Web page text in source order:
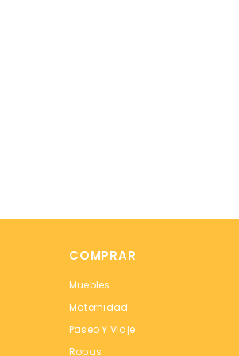
COMPRAR
Muebles
Maternidad
Paseo Y Viaje
Ropas